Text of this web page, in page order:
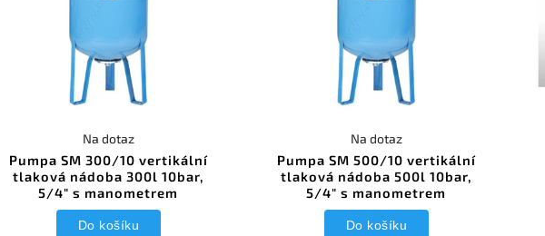
Pumpa SM 300/10 vertikální
tlaková nádoba 300l 10bar,
5/4" s manometrem
Na dotaz
Do košíku
Pumpa SM 500/10 vertikální
tlaková nádoba 500l 10bar,
5/4" s manometrem
Na dotaz
Do košíku